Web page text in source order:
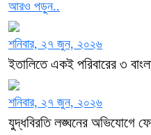
আরও পড়ুন..
শনিবার, ২৭ জুন, ২০২৬
ইতালিতে একই পরিবারের ৩
শনিবার, ২৭ জুন, ২০২৬
যুদ্ধবিরতি লঙ্ঘনের অভিযোগে ফের